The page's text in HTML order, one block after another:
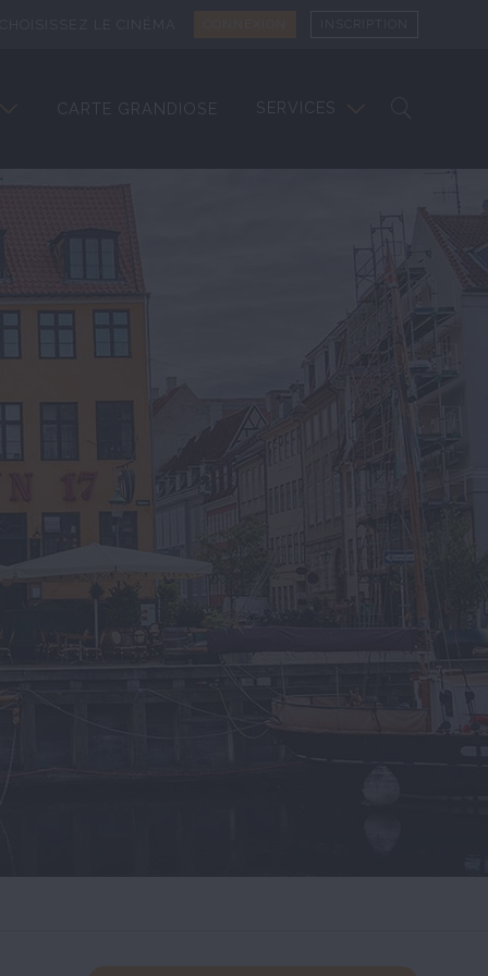
CARTE GRANDIOSE SERVICES